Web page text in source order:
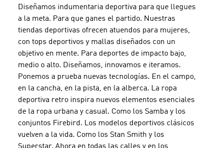
Diseñamos indumentaria deportiva para que llegues
a la meta. Para que ganes el partido. Nuestras
tiendas deportivas ofrecen atuendos para mujeres,
con tops deportivos y mallas diseñados con un
objetivo en mente. Para deportes de impacto bajo,
medio o alto. Diseñamos, innovamos e iteramos.
Ponemos a prueba nuevas tecnologías. En el campo,
en la cancha, en la pista, en la alberca. La ropa
deportiva retro inspira nuevos elementos esenciales
de la ropa urbana y casual. Como los Samba y los
conjuntos Firebird. Los modelos deportivos clásicos
vuelven a la vida. Como los Stan Smith y los
Superstar. Ahora en todas las calles y en los